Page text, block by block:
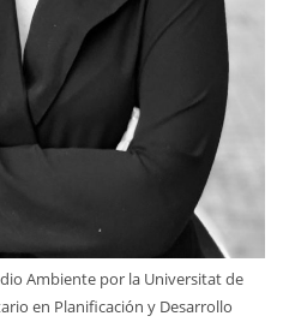
Ambiente por la Universitat de
en Planificación y Desarrollo